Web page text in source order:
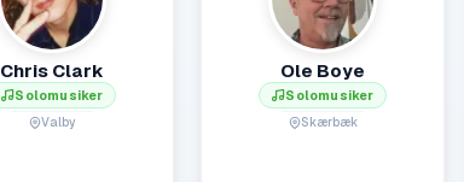
Chris Clark
Solomusiker
Valby
Ole Boye
Solomusiker
Skærbæk